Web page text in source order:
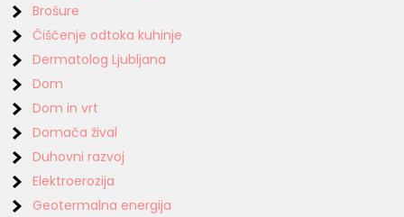
Brošure
Čiščenje odtoka kuhinje
Dermatolog Ljubljana
Dom
Dom in vrt
Domača žival
Duhovni razvoj
Elektroerozija
Geotermalna energija